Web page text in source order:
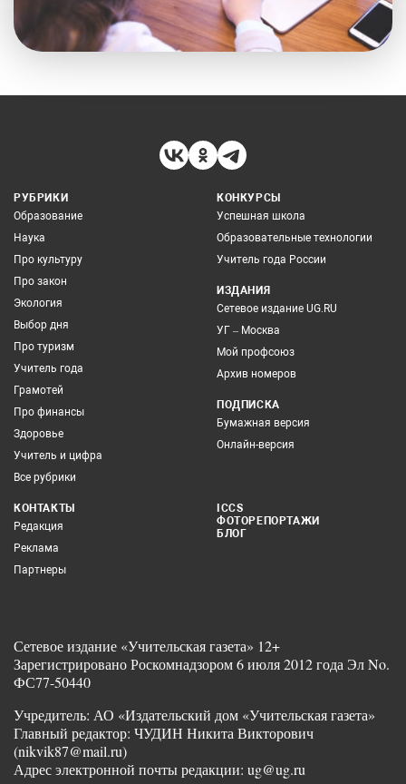
РУБРИКИ
Образование
Наука
Про культуру
Про закон
Экология
Выбор дня
Про туризм
Учитель года
Грамотей
Про финансы
Здоровье
Учитель и цифра
Все рубрики
КОНКУРСЫ
Успешная школа
Образовательные технологии
Учитель года России
ИЗДАНИЯ
Сетевое издание UG.RU
УГ – Москва
Мой профсоюз
Архив номеров
ПОДПИСКА
Бумажная версия
Онлайн-версия
КОНТАКТЫ
Редакция
Реклама
Партнеры
ICCS
ФОТОРЕПОРТАЖИ
БЛОГ
Сетевое издание «Учительская газета» 12+
Зарегистрировано Роскомнадзором 6 июля 2012 года Эл No.
ФС77-50440
Учредитель: АО «Издательский дом «Учительская газета»
Главный редактор: ЧУДИН Никита Викторович
(nikvik87@mail.ru)
Адрес электронной почты редакции: ug@ug.ru